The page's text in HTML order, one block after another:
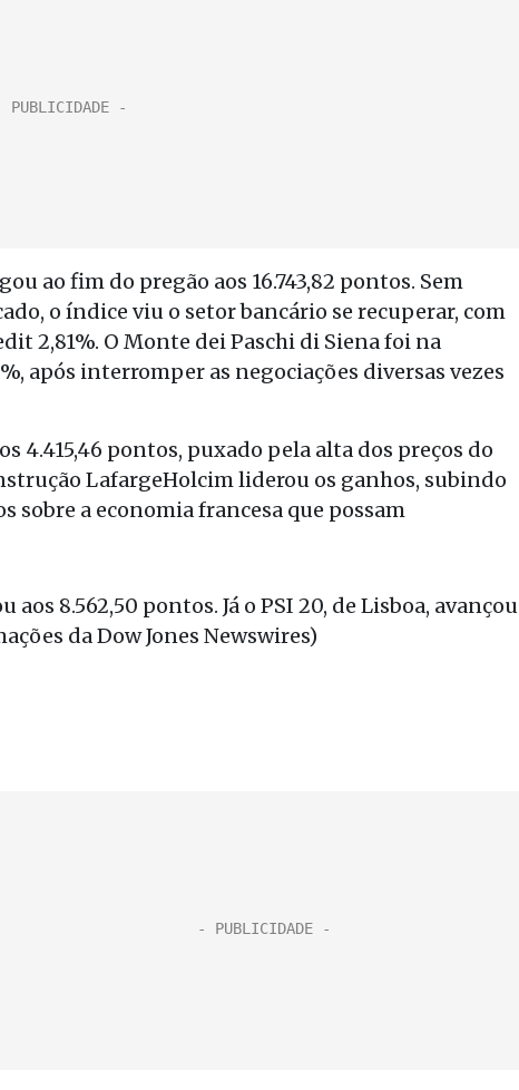
ao fim do pregão aos 16.743,82 pontos. Sem
o índice viu o setor bancário se recuperar, com
2,81%. O Monte dei Paschi di Siena foi na
após interromper as negociações diversas vezes
4.415,46 pontos, puxado pela alta dos preços do
LafargeHolcim liderou os ganhos, subindo
sobre a economia francesa que possam
8.562,50 pontos. Já o PSI 20, de Lisboa, avançou
da Dow Jones Newswires)